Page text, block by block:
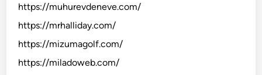
https://muhurevdeneve.com/
https://mrhalliday.com/
https://mizumagolf.com/
https://miladoweb.com/